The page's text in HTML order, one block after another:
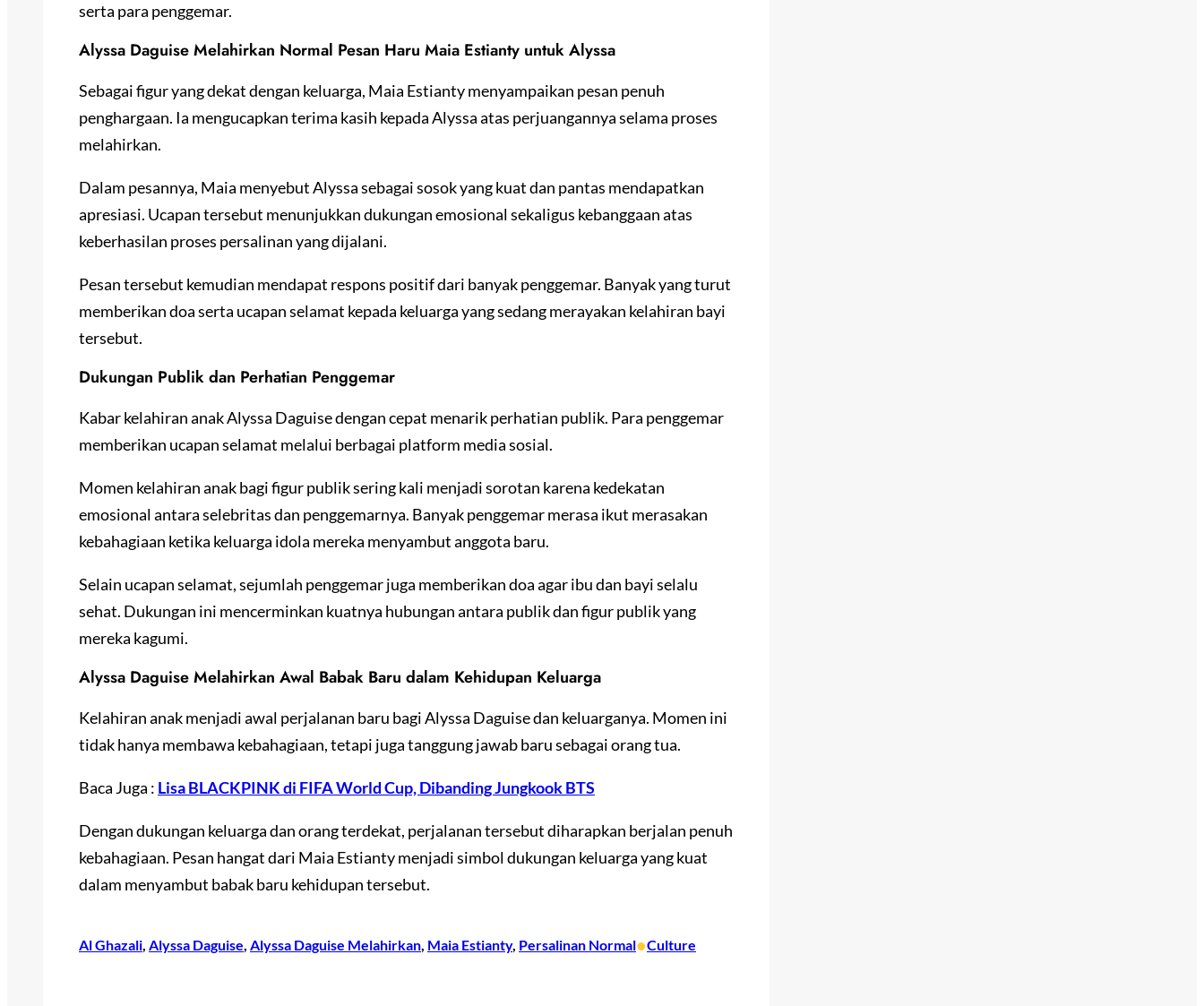
serta para penggemar.
Alyssa Daguise Melahirkan Normal Pesan Haru Maia Estianty untuk Alyssa
Sebagai figur yang dekat dengan keluarga, Maia Estianty menyampaikan pesan penuh
penghargaan. Ia mengucapkan terima kasih kepada Alyssa atas perjuangannya selama proses
melahirkan.
Dalam pesannya, Maia menyebut Alyssa sebagai sosok yang kuat dan pantas mendapatkan
apresiasi. Ucapan tersebut menunjukkan dukungan emosional sekaligus kebanggaan atas
keberhasilan proses persalinan yang dijalani.
Pesan tersebut kemudian mendapat respons positif dari banyak penggemar. Banyak yang turut
memberikan doa serta ucapan selamat kepada keluarga yang sedang merayakan kelahiran bayi
tersebut.
Dukungan Publik dan Perhatian Penggemar
Kabar kelahiran anak Alyssa Daguise dengan cepat menarik perhatian publik. Para penggemar
memberikan ucapan selamat melalui berbagai platform media sosial.
Momen kelahiran anak bagi figur publik sering kali menjadi sorotan karena kedekatan
emosional antara selebritas dan penggemarnya. Banyak penggemar merasa ikut merasakan
kebahagiaan ketika keluarga idola mereka menyambut anggota baru.
Selain ucapan selamat, sejumlah penggemar juga memberikan doa agar ibu dan bayi selalu
sehat. Dukungan ini mencerminkan kuatnya hubungan antara publik dan figur publik yang
mereka kagumi.
Alyssa Daguise Melahirkan Awal Babak Baru dalam Kehidupan Keluarga
Kelahiran anak menjadi awal perjalanan baru bagi Alyssa Daguise dan keluarganya. Momen ini
tidak hanya membawa kebahagiaan, tetapi juga tanggung jawab baru sebagai orang tua.
Baca Juga : Lisa BLACKPINK di FIFA World Cup, Dibanding Jungkook BTS
Dengan dukungan keluarga dan orang terdekat, perjalanan tersebut diharapkan berjalan penuh
kebahagiaan. Pesan hangat dari Maia Estianty menjadi simbol dukungan keluarga yang kuat
dalam menyambut babak baru kehidupan tersebut.
Al Ghazali, Alyssa Daguise, Alyssa Daguise Melahirkan, Maia Estianty, Persalinan Normal•Culture